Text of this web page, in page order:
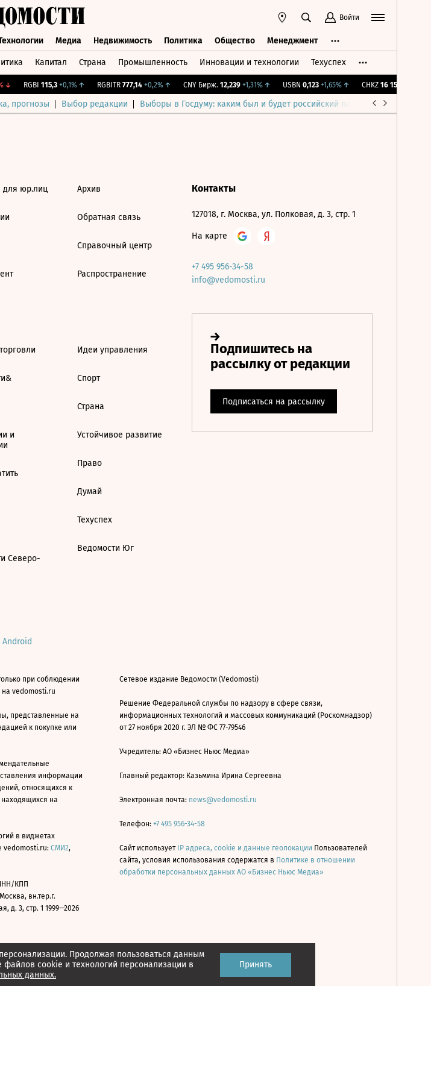
Войти
Медиа Недвижимость Политика Общество Менеджмент
Капитал Страна Промышленность Инновации и технологии Техуспех
↓ RGBI 115,3 +0,1%↑ RGBITR 777,14 +0,2%↑ CNY Бирж. 12,239 +1,31%↑ USBN 0,123 +1,65%↑ CHKZ 16 150
прогнозы Выбор редакции Выборы в Госдуму: каким был и будет российский парламент
Продолжая пользоваться данным
файлов cookie и технологий персонализации в
данных.
Принять
для юр.лиц Архив
Обратная связь
Справочный центр
Распространение
и
Северо-
Идеи управления
Спорт
Страна
Устойчивое развитие
Право
Думай
Техуспех
Ведомости Юг
Контакты
127018, г. Москва, ул. Полковая, д. 3, стр. 1
На карте
+7 495 956-34-58
info@vedomosti.ru
Android
при соблюдении
на vedomosti.ru
представленные на
к покупке или
информации
относящихся к
находящихся на
в виджетах
vedomosti.ru: СМИ2,
КПП
Москва, вн.тер.г.
д. 3, стр. 1 1999—2026
Сетевое издание Ведомости (Vedomosti)
Решение Федеральной службы по надзору в сфере связи,
информационных технологий и массовых коммуникаций (Роскомнадзор)
от 27 ноября 2020 г. ЭЛ № ФС 77-79546
Учредитель: АО «Бизнес Ньюс Медиа»
Главный редактор: Казьмина Ирина Сергеевна
Электронная почта: news@vedomosti.ru
Телефон: +7 495 956-34-58
Сайт использует IP адреса, cookie и данные геолокации Пользователей
сайта, условия использования содержатся в Политике в отношении
обработки персональных данных АО «Бизнес Ньюс Медиа»